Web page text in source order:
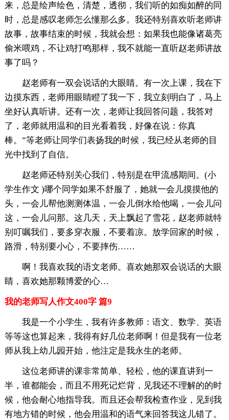
来，总是绘声绘色，清楚，透彻，我们听的如痴如醉的同
时，总是感叹老师怎么懂那么多。我还特别喜欢听老师讲
故事，故事结束的时候，我就会想：如果我也能像诸葛亮
偷米喂鸡，不让鸡打鸣那样，我不就能一直听赵老师讲故
事了吗？
赵老师有一双会说话的大眼睛。有一次上课，我在下
边摸东西，老师用眼睛瞪了我一下，我立刻明白了，马上
坐好认真听讲。还有一次，老师让我回答问题，我答对
了，老师就用温和的目光看着我，好像在说：你真
棒。”等老师让同学们表扬我的时候，我已经从老师的目
光中找到了自信。
赵老师还特别关心我们，特别是在甲流感期间。(小
学生作文 )哪个同学如果不舒服了，她就一会儿摸摸他的
头，一会儿帮他测测体温，一会儿倒水给他喝，一会儿问
这，一会儿问那。这几天，天上飘起了雪花，赵老师就特
别叮嘱我们，要多穿衣服，不要着凉。放学回家的时候，
路滑，特别要小心，不要摔伤……
啊！我喜欢我的语文老师。喜欢她那双会说话的大眼
睛，喜欢她那颗博爱的心…
我的老师写人作文400字 篇9
我是一个小学生，我有许多教师：语文、数学、英语
等等这也算起来，我得有好几位老师啊！但是我有一位老
师从我上幼儿园开始，他注定是我永生的老师。
这位老师讲的课非常简单、轻松，他的课直讲到一
半，谁都能会，而且不用死记烂背，见我还不理解的的时
候，他会耐心地指导我。而且还会帮我检查作业，见到我
有地方错的时候，他会用温和的语气来回答我这儿错了。